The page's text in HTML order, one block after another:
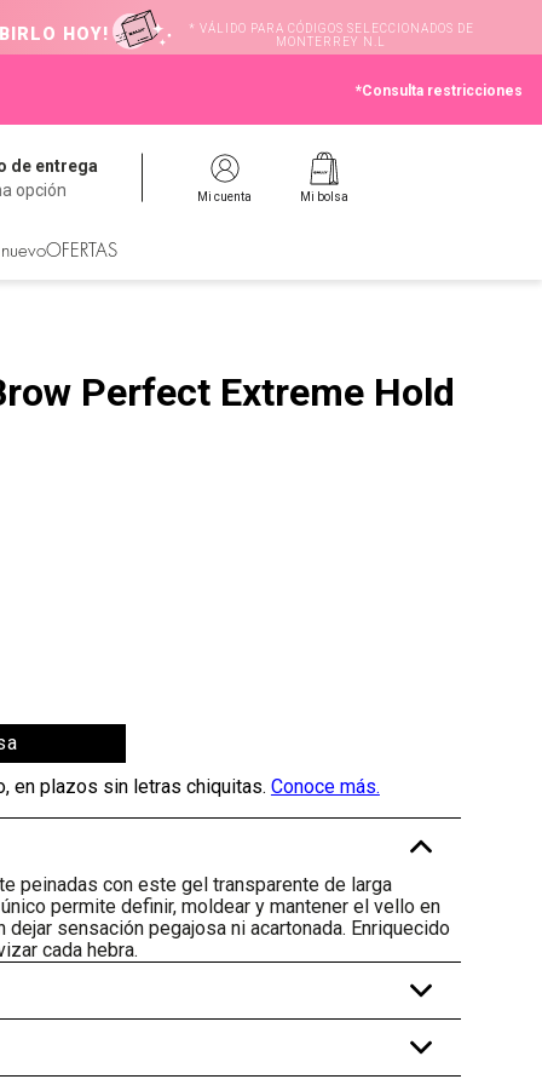
HOY!
* VÁLIDO PARA CÓDIGOS SELECCIONADOS DE
MONTERREY N.L
*Consulta restricciones
de entrega
opción
Mi cuenta Mi bolsa
OFERTAS
Perfect Extreme Hold
-
peinadas con este gel transparente de larga
permite definir, moldear y mantener el vello en
dejar sensación pegajosa ni acartonada. Enriquecido
cada hebra.
+
+